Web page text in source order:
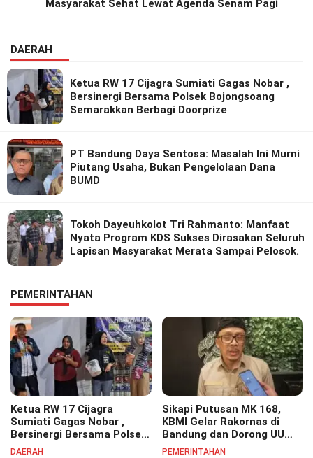
Masyarakat Sehat Lewat Agenda Senam Pagi
DAERAH
Ketua RW 17 Cijagra Sumiati Gagas Nobar ,
Bersinergi Bersama Polsek Bojongsoang
Semarakkan Berbagi Doorprize
PT Bandung Daya Sentosa: Masalah Ini Murni
Piutang Usaha, Bukan Pengelolaan Dana
BUMD
Tokoh Dayeuhkolot Tri Rahmanto: Manfaat
Nyata Program KDS Sukses Dirasakan Seluruh
Lapisan Masyarakat Merata Sampai Pelosok.
PEMERINTAHAN
Ketua RW 17 Cijagra
Sumiati Gagas Nobar ,
Bersinergi Bersama Polsek
Bojongsoang Semarakkan
DAERAH
Sikapi Putusan MK 168,
KBMI Gelar Rakornas di
Bandung dan Dorong UU
Perlindungan Pekerja
PEMERINTAHAN